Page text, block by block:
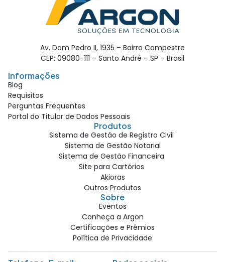
Av. Dom Pedro II, 1935 – Bairro Campestre
CEP: 09080-111 – Santo André – SP – Brasil
Informações
Blog
Requisitos
Perguntas Frequentes
Portal do Titular de Dados Pessoais
Produtos
Sistema de Gestão de Registro Civil
Sistema de Gestão Notarial
Sistema de Gestão Financeira
Site para Cartórios
Akioras
Outros Produtos
Sobre
Eventos
Conheça a Argon
Certificações e Prêmios
Política de Privacidade